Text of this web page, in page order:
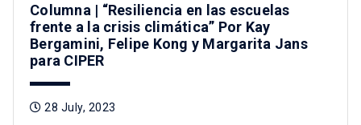
Columna | “Resiliencia en las escuelas
frente a la crisis climática” Por Kay
Bergamini, Felipe Kong y Margarita Jans
para CIPER
28 July, 2023